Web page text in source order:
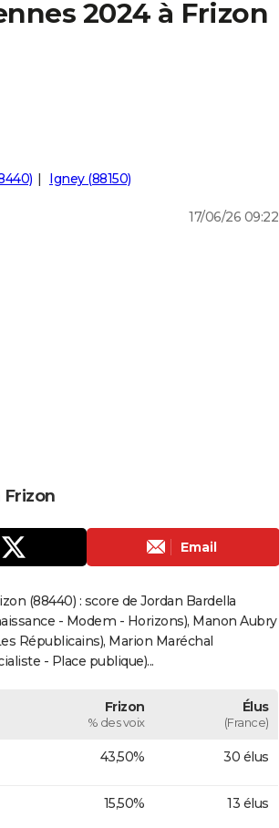
2024 à Frizon
Igney (88150)
17/06/26 09:22
Email
(88440) : score de Jordan Bardella
- Modem - Horizons), Manon Aubry
Républicains), Marion Maréchal
- Place publique)...
Frizon
% des voix
Élus
(France)
43,50% 30 élus
15,50% 13 élus